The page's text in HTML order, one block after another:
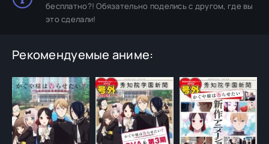
бесплатно?! Обязательно поделись с другом, где вы
это сделали!
Рекомендуемые аниме: